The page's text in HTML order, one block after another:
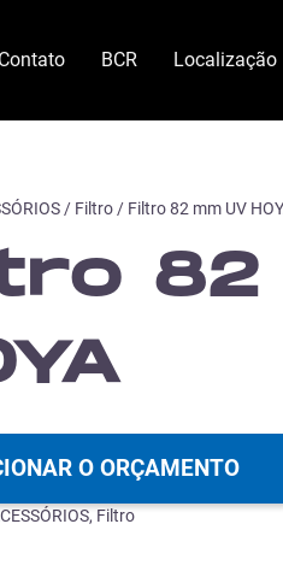
Contato BCR Localização
/ Filtro/ Filtro 82 mm UV
82
O ORÇAMENTO
, Filtro